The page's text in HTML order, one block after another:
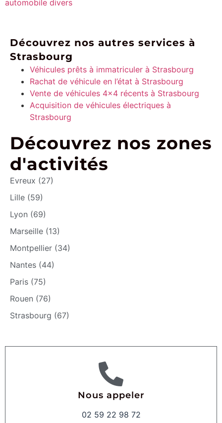
automobile divers
Découvrez nos autres services à
Strasbourg
Véhicules prêts à immatriculer à Strasbourg
Rachat de véhicule en l’état à Strasbourg
Vente de véhicules 4×4 récents à Strasbourg
Acquisition de véhicules électriques à
Strasbourg
Découvrez nos zones
d'activités
Evreux (27)
Lille (59)
Lyon (69)
Marseille (13)
Montpellier (34)
Nantes (44)
Paris (75)
Rouen (76)
Strasbourg (67)
Nous appeler
02 59 22 98 72